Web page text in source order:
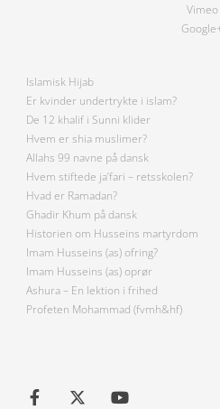
Vimeo
Islamisk Hijab
Er kvinder undertrykte i islam?
De 12 khalif i Sunni klider
Hvem er shia muslimer?
Allahs 99 navne på dansk
Hvem stiftede ja’fari – retsskolen?
Hvad er Ramadan?
Ghadir Khum på dansk
Historien om Husseins martyrdom
Imam Husseins (as) ofring?
Imam Husseins (as) oprør
Ashura – En lektion i frihed
Profeten Mohammad (fvmh&hf)